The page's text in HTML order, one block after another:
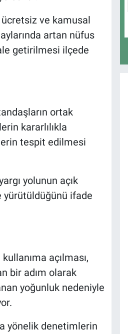
ve kamusal
artan nüfus
getirilmesi ilçede
ortak
kararlılıkla
tespit edilmesi
yolunun açık
yürütüldüğünü ifade
açılması,
bir adım olarak
yoğunluk nedeniyle
yönelik denetimlerin